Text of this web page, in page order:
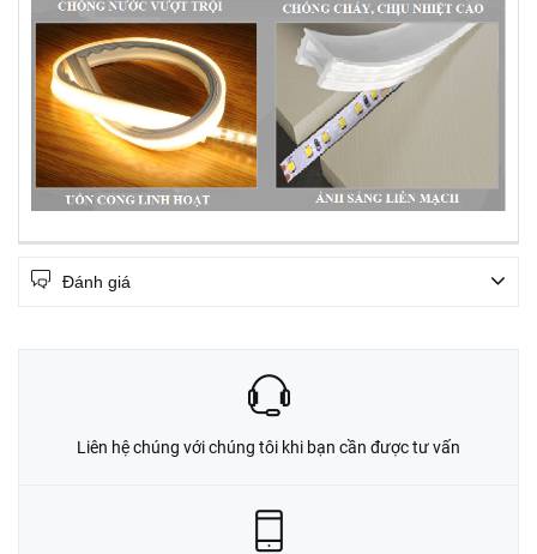
Đánh giá
Liên hệ chúng với chúng tôi khi bạn cần được tư vấn